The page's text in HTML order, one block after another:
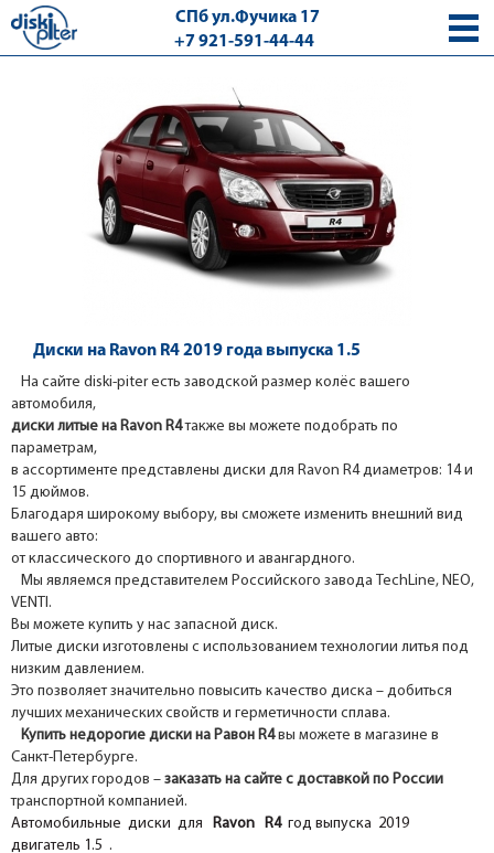
СПб ул.Фучика 17
+7 921-591-44-44
Диски на Ravon R4 2019 года выпуска 1.5
На сайте diski-piter есть заводской размер колёс вашего
автомобиля,
диски литые на Ravon R4также вы можете подобрать по
параметрам,
в ассортименте представлены диски для Ravon R4 диаметров: 14 и
15 дюймов.
Благодаря широкому выбору, вы сможете изменить внешний вид
вашего авто:
от классического до спортивного и авангардного.
Мы являемся представителем Российского завода TechLine, NEO,
VENTI.
Вы можете купить у нас запасной диск.
Литые диски изготовлены с использованием технологии литья под
низким давлением.
Это позволяет значительно повысить качество диска – добиться
лучших механических свойств и герметичности сплава.
Купить недорогие диски на Равон R4вы можете в магазине в
Санкт-Петербурге.
Для других городов – заказать на сайте с доставкой по России
транспортной компанией.
Автомобильные диски для
Ravon R4год выпуска 2019
двигатель 1.5 .